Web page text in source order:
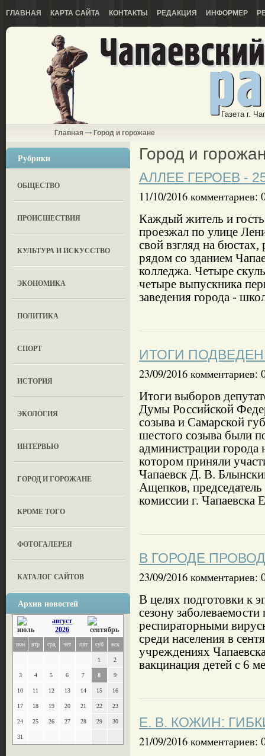
ГЛАВНАЯ КАРТА САЙТА КОНТАКТЫ РЕДАКЦИЯ ИНФОРМЕР
Газета г.
Главная Город и горожане
Рубрики
ОБЩЕСТВО
ПРОИСШЕСТВИЯ
КУЛЬТУРА И ИСКУССТВО
ЭКОНОМИКА
ПОЛИТИКА
СПОРТ
ИСТОРИЯ
ЭКОЛОГИЯ
ИНТЕРВЬЮ
ГОРОД И ГОРОЖАНЕ
КРОМЕ ТОГО
ФОТОГАЛЕРЕЯ
КАТАЛОГ САЙТОВ
Архив новостей
август
2026
пон втр срд чет пят суб вск
1 2
3 4 5 6 7 8 9
10 11 12 13 14 15 16
17 18 19 20 21 22 23
24 25 26 27 28 29 30
31
Город и
АЛЛЕЕ ГЕРОЕВ -
11/10/2016 комментариев:
Каждый житель и гость
проезжал по улице
свой взгляд на
рядом со зданием
колледжа. Четыре
четыре выпускника
заведения города -
ИТОГИ
23/09/2016 комментариев:
Итоги выборов
Думы Российской
созыва и Самарской
шестого созыва были
администрации города
котором приняли
Чапаевск Д. В.
Ащепков,
комиссии г. Чапаевска
В ГОРОДЕ
23/09/2016 комментариев:
В целях подготовки к
сезону
респираторными
среди населения в
учреждениях
вакцинация детей с 6
Е. В. КОЖИН:
21/09/2016 комментариев: